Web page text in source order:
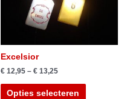
Excelsior
€ 12,95 – € 13,25
Opties selecteren